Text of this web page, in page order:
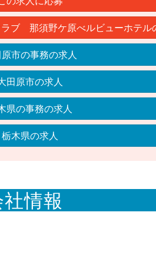
ブ 那須野ケ原べルビューホテル
市の事務の求人
田原市の求人
県の事務の求人
栃木県の求人
情報